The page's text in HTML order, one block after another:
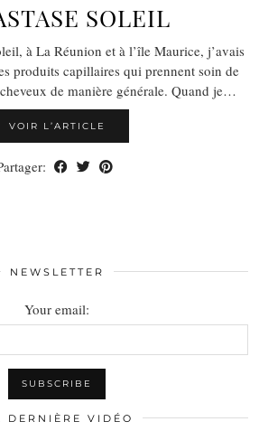
SOLEIL
à La Réunion et à l’île Maurice, j’avais
produits capillaires qui prennent soin de
de manière générale. Quand je…
VOIR L’ARTICLE
NEWSLETTER
Your email:
DERNIÈRE VIDÉO